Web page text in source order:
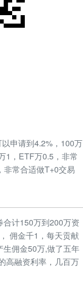
申请到4.2%，100万
1，ETF万0.5，非常
非常合适做T+0交易
计150万到200万资
佣金千1，每天贡献
佣金50万,做了五年
高融资利率，几百万